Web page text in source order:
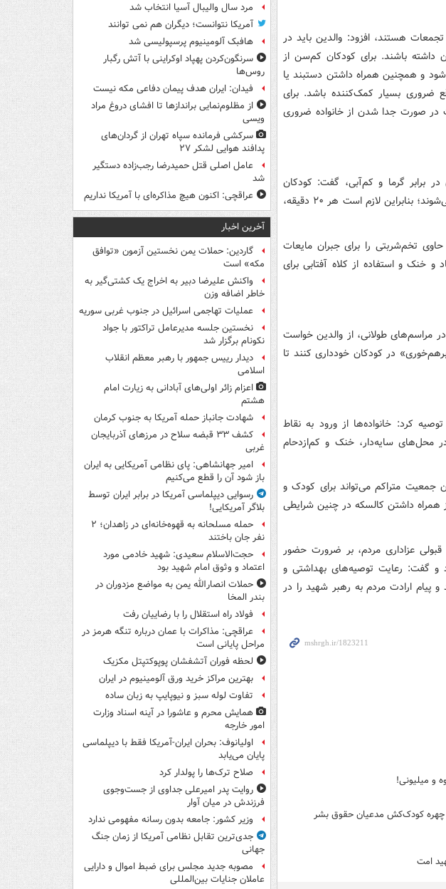
هستند، افزود: والدین باید در
باشند. برای کودکان کم‌سن از
و همچنین همراه داشتن دستبند یا
ضروری بسیار کمک‌کننده باشد. برای
در صورت جدا شدن از خانواده ضروری
برابر گرما و کم‌آبی، گفت: کودکان
سریع‌تر از بزرگسالان دچار افزایش دمای بدن و کم‌آبی می‌شوند؛ بنابراین لازم است هر ۲۰ دقیقه،
تخم‌شربتی را برای جبران مایعات
و استفاده از کلاه آفتابی برای
مراسم‌های طولانی، از والدین خواست
در کودکان خودداری کنند تا
کرد: خانواده‌ها از ورود به نقاط
محل‌های سایه‌دار، خنک و کم‌ازدحام
جمعیت متراکم می‌تواند برای کودک و
همراه داشتن کالسکه در چنین شرایطی
قبولی عزاداری مردم، بر ضرورت حضور
و گفت: رعایت توصیه‌های بهداشتی و
پیام ارادت مردم به رهبر شهید را در
و میلیونی!
چهره کودک‌کش‌ مدعیان حقوق بشر
امت
مرد سال والیبال آسیا انتخاب شد
آمریکا نتوانست؛ دیگران هم نمی توانند
هافبک آلومینیوم پرسپولیسی شد
سرنگون‌کردن پهپاد اوکراینی با آتش رگبار
روس‌ها
فیدان: ایران هدف پیمان دفاعی مکه نیست
از مظلوم‌نمایی براندازها تا افشای دروغ مراد
ویسی
سرکشی فرمانده سپاه تهران از گردان‌های
پدافند هوایی لشکر ۲۷
عامل اصلی قتل حمیدرضا رجب‌زاده دستگیر
شد
عراقچی: اکنون هیچ مذاکره‌ای با آمریکا نداریم
آخرین اخبار
گاردین: حملات یمن نخستین آزمون «توافق
مکه» است
واکنش علیرضا دبیر به اخراج یک کشتی‌گیر به
خاطر اضافه وزن
عملیات تهاجمی اسرائیل در جنوب غربی سوریه
نخستین جلسه مدیرعامل تراکتور با جواد
نکونام برگزار شد
دیدار رییس جمهور با رهبر معظم انقلاب
اسلامی
اعزام زائر اولی‌های آبادانی به زیارت امام
هشتم
شهادت جانباز حمله آمریکا به جنوب کرمان
کشف ۳۳ قبضه سلاح در مرزهای آذربایجان
غربی
امیر جهانشاهی: پای نظامی آمریکایی به ایران
باز شود آن را قطع می‌کنیم
رسوایی دیپلماسی آمریکا در برابر ایران توسط
بلاگر آمریکایی!
حمله مسلحانه به قهوه‌خانه‌ای در زاهدان؛ ۲
نفر جان باختند
حجت‌الاسلام سعیدی: شهید خادمی مورد
اعتماد و وثوق امام شهید بود
حملات انصارالله یمن به مواضع مزدوران در
بندر المخا
فولاد راه استقلال را با رضاییان رفت
عراقچی: مذاکرات با عمان درباره تنگه هرمز در
مراحل پایانی است
لحظه فوران آتشفشان پوپوکتپتل مکزیک
بهترین مراکز خرید ورق آلومینیوم در ایران
تفاوت لوله سبز و نیوپایپ به زبان ساده
همایش محرم و عاشورا در آینه اسناد وزارت
امور خارجه
اولیانوف: بحران ایران-آمریکا فقط با دیپلماسی
پایان می‌یابد
صلاح ترک‌ها را پولدار کرد
روایت پدر امیرعلی جداوی از جست‌وجوی
فرزندش در میان آوار
وزیر کشور: جامعه بدون رسانه مفهومی ندارد
جدی‌ترین تقابل نظامی آمریکا از زمان جنگ
جهانی
مصوبه جدید مجلس برای ضبط اموال و دارایی
عاملان جنایات بین‌المللی